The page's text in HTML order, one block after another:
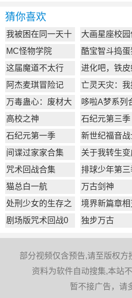
猜你喜欢
我被困在同一天十
万年
大画星座校园
第2季
MC怪物学院
酷宝智斗捣
1季
这届魔道不太行 进化吧，铁皮
阿杰麦琪冒险记
亡灵天灾：
百万骨海
万毒蛊心：废材大
小姐杀疯了
哆啦A梦系列
高校之神 石纪元第三季
石纪元第一季
新世纪福音战
场版：Q
间谍过家家合集
关于我转生变
莱姆这档事第
咒术回战合集
排球少年第三
猫总白一航 万古剑神
处刑少女的生存之
道
境界新篇章相
篇
剧场版咒术回战0 独步万古
部分视频仅含预告,请至版权方
资料为软件自动搜集,本站
暂不接广告，请